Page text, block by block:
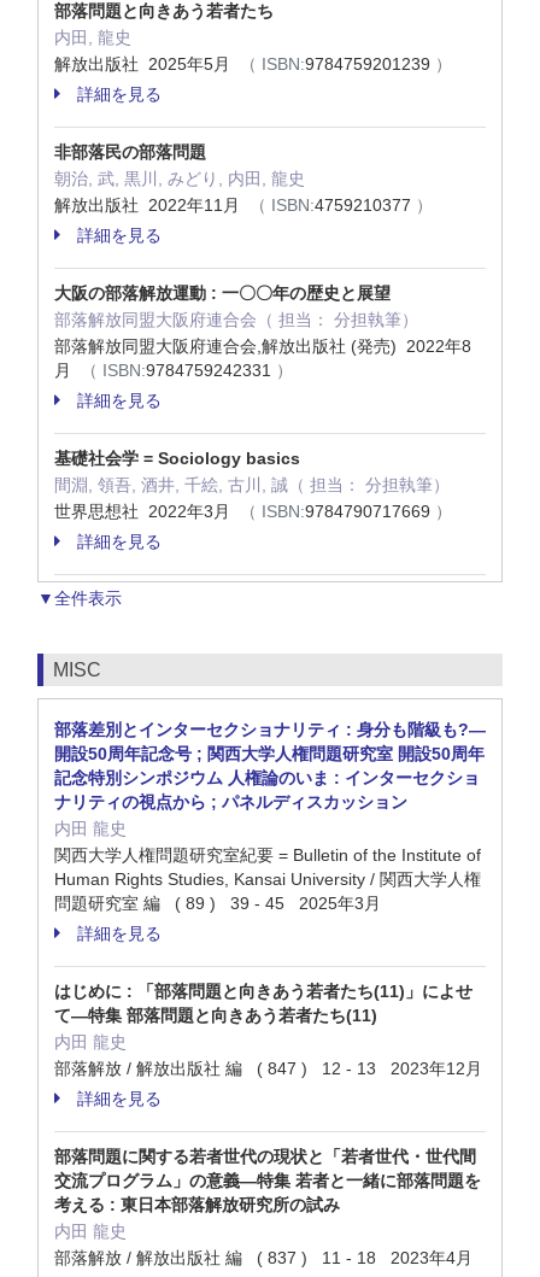
部落問題と向きあう若者たち
内田, 龍史
解放出版社 2025年5月
（ ISBN:9784759201239 ）
詳細を見る
非部落民の部落問題
朝治, 武, 黒川, みどり, 内田, 龍史
解放出版社 2022年11月
（ ISBN:4759210377 ）
詳細を見る
大阪の部落解放運動 : 一〇〇年の歴史と展望
部落解放同盟大阪府連合会（ 担当： 分担執筆）
部落解放同盟大阪府連合会,解放出版社 (発売) 2022年8
月
（ ISBN:9784759242331 ）
詳細を見る
基礎社会学 = Sociology basics
間淵, 領吾, 酒井, 千絵, 古川, 誠（ 担当： 分担執筆）
世界思想社 2022年3月
（ ISBN:9784790717669 ）
詳細を見る
▼全件表示
MISC
部落差別とインターセクショナリティ : 身分も階級も?—
開設50周年記念号 ; 関西大学人権問題研究室 開設50周年
記念特別シンポジウム 人権論のいま : インターセクショ
ナリティの視点から ; パネルディスカッション
内田 龍史
関西大学人権問題研究室紀要 = Bulletin of the Institute of
Human Rights Studies, Kansai University / 関西大学人権
問題研究室 編 ( 89 ) 39 - 45 2025年3月
詳細を見る
はじめに : 「部落問題と向きあう若者たち(11)」によせ
て—特集 部落問題と向きあう若者たち(11)
内田 龍史
部落解放 / 解放出版社 編 ( 847 ) 12 - 13 2023年12月
詳細を見る
部落問題に関する若者世代の現状と「若者世代・世代間
交流プログラム」の意義—特集 若者と一緒に部落問題を
考える : 東日本部落解放研究所の試み
内田 龍史
部落解放 / 解放出版社 編 ( 837 ) 11 - 18 2023年4月